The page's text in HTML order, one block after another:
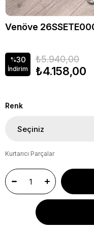
Venöve
%30
İndirim
₺5.940,00
₺4.158,00
Renk
Kurtarıcı Parçalar